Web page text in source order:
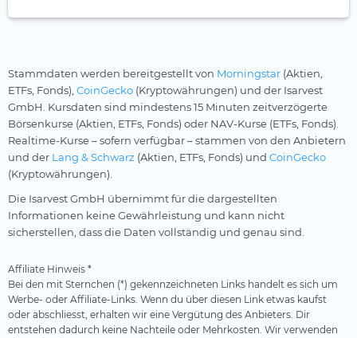
Stammdaten werden bereitgestellt von Morningstar (Aktien,
ETFs, Fonds), CoinGecko (Kryptowährungen) und der Isarvest
GmbH. Kursdaten sind mindestens 15 Minuten zeitverzögerte
Börsenkurse (Aktien, ETFs, Fonds) oder NAV-Kurse (ETFs, Fonds).
Realtime-Kurse – sofern verfügbar – stammen von den Anbietern
und der Lang & Schwarz (Aktien, ETFs, Fonds) und CoinGecko
(Kryptowährungen).
Die Isarvest GmbH übernimmt für die dargestellten
Informationen keine Gewährleistung und kann nicht
sicherstellen, dass die Daten vollständig und genau sind.
Affiliate Hinweis *
Bei den mit Sternchen (*) gekennzeichneten Links handelt es sich um
Werbe- oder Affiliate-Links. Wenn du über diesen Link etwas kaufst
oder abschliesst, erhalten wir eine Vergütung des Anbieters. Dir
entstehen dadurch keine Nachteile oder Mehrkosten. Wir verwenden